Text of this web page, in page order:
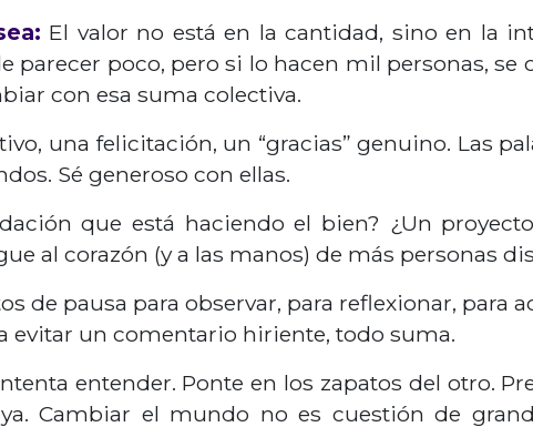
El valor no está en la cantidad, sino en la
parecer poco, pero si lo hacen mil personas, se
con esa suma colectiva.
una felicitación, un “gracias” genuino. Las
Sé generoso con ellas.
que está haciendo el bien? ¿Un
al corazón (y a las manos) de más personas
de pausa para observar, para reflexionar, para
evitar un comentario hiriente, todo suma.
entender. Ponte en los zapatos del otro.
Cambiar el mundo no es cuestión de